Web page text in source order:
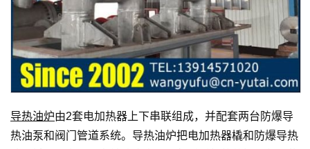
导热油炉由2套电加热器上下串联组成，并配套两台防爆导
热油泵和阀门管道系统。导热油炉把电加热器橇和防爆导热